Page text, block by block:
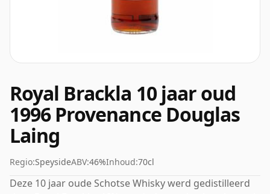
Royal Brackla 10 jaar oud
1996 Provenance Douglas
Laing
Regio:SpeysideABV:46%Inhoud:70cl
Deze 10 jaar oude Schotse Whisky werd gedistilleerd